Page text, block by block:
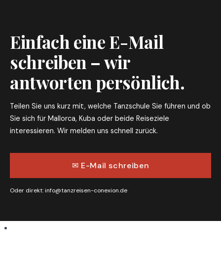
Einfach eine E-Mail
schreiben – wir
antworten persönlich.
Teilen Sie uns kurz mit, welche Tanzschule Sie führen und ob
Sie sich für Mallorca, Kuba oder beide Reiseziele
interessieren. Wir melden uns schnell zurück.
✉ E-Mail schreiben
Oder direkt:info@tanzreisen-conexion.de